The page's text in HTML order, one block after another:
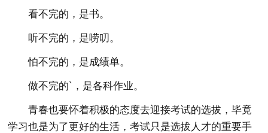
看不完的，是书。
听不完的，是唠叨。
怕不完的，是成绩单。
做不完的`，是各科作业。
青春也要怀着积极的态度去迎接考试的选拔，毕竟
学习也是为了更好的生活，考试只是选拔人才的重要手